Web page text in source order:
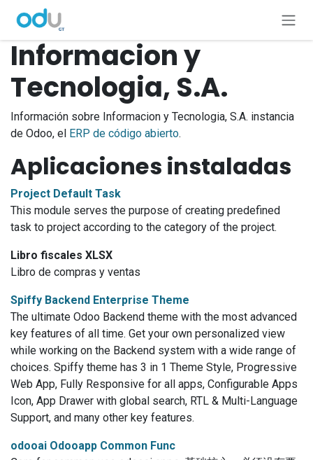
Ir al contenido
Informacion y
Tecnologia, S.A.
Información sobre Informacion y Tecnologia, S.A. instancia
de Odoo, el ERP de código abierto.
Aplicaciones instaladas
Project Default Task
This module serves the purpose of creating predefined
task to project according to the category of the project.
Libro fiscales XLSX
Libro de compras y ventas
Spiffy Backend Enterprise Theme
The ultimate Odoo Backend theme with the most advanced
key features of all time. Get your own personalized view
while working on the Backend system with a wide range of
choices. Spiffy theme has 3 in 1 Theme Style, Progressive
Web App, Fully Responsive for all apps, Configurable Apps
Icon, App Drawer with global search, RTL & Multi-Language
Support, and many other key features.
odooai Odooapp Common Func